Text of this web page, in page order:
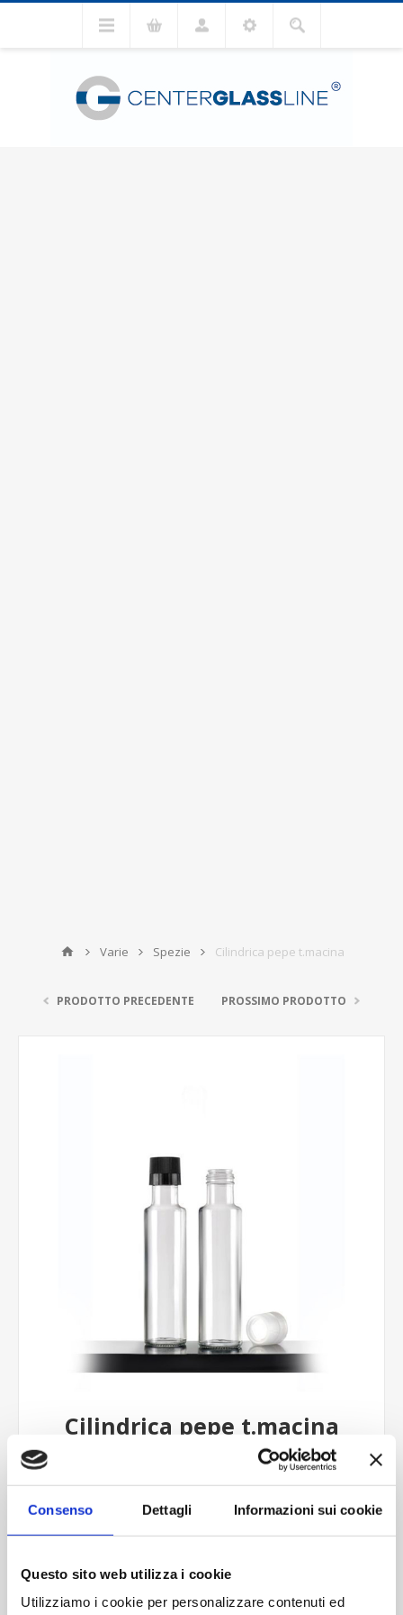
Consenso Dettagli Informazioni sui cookie
Questo sito web utilizza i cookie
Utilizziamo i cookie per personalizzare contenuti ed
Varie Spezie Cilindrica pepe t.macina
PRODOTTO PRECEDENTE PROSSIMO PRODOTTO
Cilindrica pepe t.macina
Contattaci
Please select the address you want to ship to